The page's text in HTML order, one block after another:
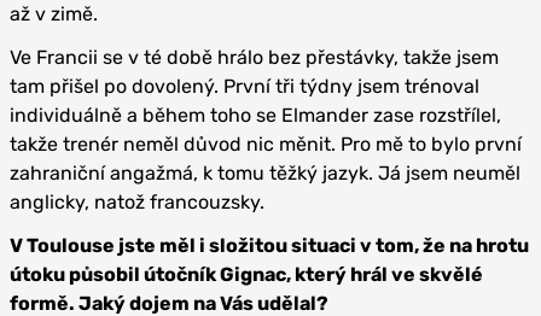
až v zimě.
Ve Francii se v té době hrálo bez přestávky, takže jsem
tam přišel po dovolený. První tři týdny jsem trénoval
individuálně a během toho se Elmander zase rozstřílel,
takže trenér neměl důvod nic měnit. Pro mě to bylo první
zahraniční angažmá, k tomu těžký jazyk. Já jsem neuměl
anglicky, natož francouzsky.
V Toulouse jste měl i složitou situaci v tom, že na hrotu
útoku působil útočník Gignac, který hrál ve skvělé
formě. Jaký dojem na Vás udělal?